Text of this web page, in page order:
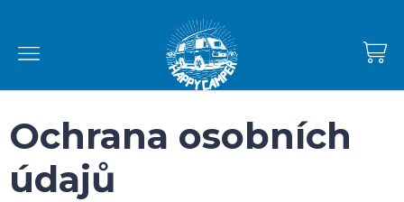
obsah
Ochrana osobních
údajů